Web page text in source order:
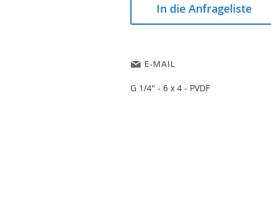
In die Anfrageliste
E-MAIL
G 1/4" - 6 x 4 - PVDF